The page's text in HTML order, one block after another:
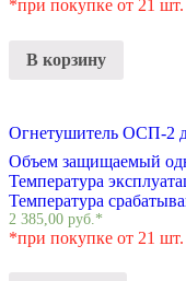
*при покупке от 21 шт.
В корзину
Огнетушитель ОСП-2
Объем защищаемый
Температура
Температура
2 385,00 руб. *
*при покупке от 21 шт.